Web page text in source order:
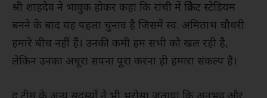
श्री शाहदेव ने भावुक होकर कहा कि रांची में क्रिकेट स्टेडियम
बनने के बाद यह पहला चुनाव है जिसमें स्व. अमिताभ चौधरी
हमारे बीच नहीं हैं। उनकी कमी हम सभी को खल रही है,
लेकिन उनका अधूरा सपना पूरा करना ही हमारा संकल्प है।